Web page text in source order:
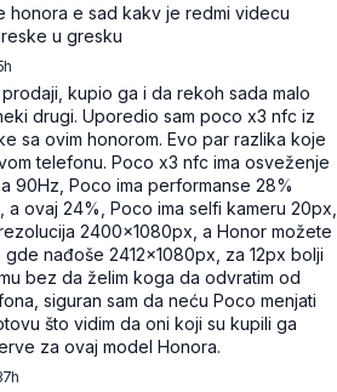
honora e sad kakv je redmi videcu
u gresku
kupio ga i da rekoh sada malo
drugi. Uporedio sam poco x3 nfc iz
sa ovim honorom. Evo par razlika koje
telefonu. Poco x3 nfc ima osveženje
90Hz, Poco ima performanse 28%
ovaj 24%, Poco ima selfi kameru 20px,
2400x1080px, a Honor možete
gde nađoše 2412x1080px, za 12px bolji
bez da želim koga da odvratim od
siguran sam da neću Poco menjati
što vidim da oni koji su kupili ga
za ovaj model Honora.